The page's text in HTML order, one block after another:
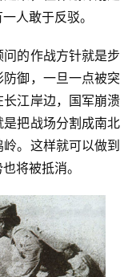
人敢于反驳。
的作战方针就是步
御，一旦一点被突
江岸边，国军崩溃
把战场分割成南北
。这样就可以做到
将被抵消。